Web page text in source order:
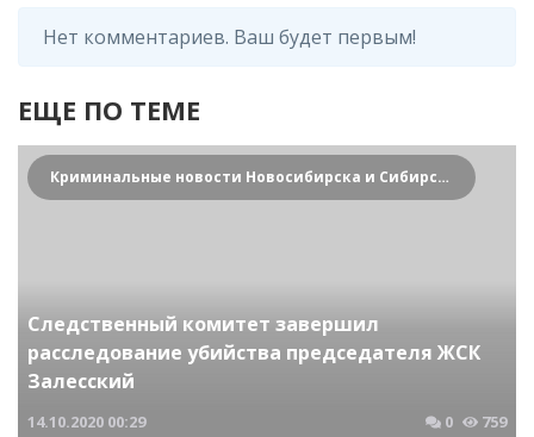
Нет комментариев. Ваш будет первым!
ЕЩЕ ПО ТЕМЕ
Криминальные новости Новосибирска и Сибирского региона
Следственный комитет завершил
расследование убийства председателя ЖСК
Залесский
14.10.2020 00:29 0 759